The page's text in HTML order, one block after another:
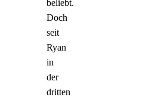
beliebt.
Doch
seit
Ryan
in
der
dritten